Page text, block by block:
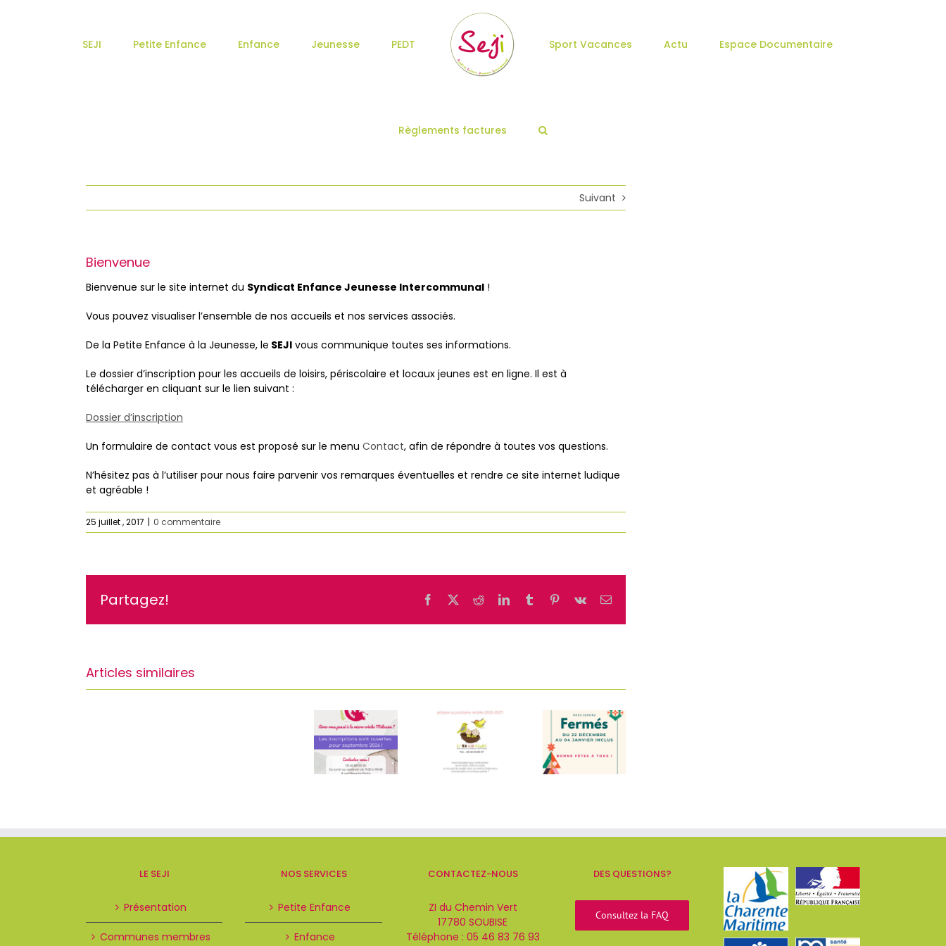
SEJI Petite Enfance Enfance Jeunesse PEDT Sport Vacances Actu Espace Documentaire
Règlements factures
Suivant
Bienvenue
Bienvenue sur le site internet du Syndicat Enfance Jeunesse Intercommunal !
Vous pouvez visualiser l’ensemble de nos accueils et nos services associés.
De la Petite Enfance à la Jeunesse, le SEJI vous communique toutes ses informations.
Le dossier d’inscription pour les accueils de loisirs, périscolaire et locaux jeunes est en ligne. Il est à
télécharger en cliquant sur le lien suivant :
Dossier d’inscription
Un formulaire de contact vous est proposé sur le menu Contact, afin de répondre à toutes vos questions.
N’hésitez pas à l’utiliser pour nous faire parvenir vos remarques éventuelles et rendre ce site internet ludique
et agréable !
25 juillet , 2017 | 0 commentaire
Partagez! Facebook RedditLinkedInTumblr Pinterest
Vk Email
Articles similaires
LE SEJI
Présentation
Communes membres
NOS SERVICES
Petite Enfance
Enfance
CONTACTEZ-NOUS
ZI du Chemin Vert
17780 SOUBISE
Téléphone : 05 46 83 76 93
DES QUESTIONS?
Consultez la FAQ